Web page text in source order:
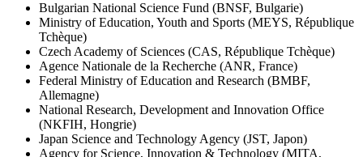
Bulgarian National Science Fund (BNSF, Bulgarie)
Ministry of Education, Youth and Sports (MEYS, République
Tchèque)
Czech Academy of Sciences (CAS, République Tchèque)
Agence Nationale de la Recherche (ANR, France)
Federal Ministry of Education and Research (BMBF,
Allemagne)
National Research, Development and Innovation Office
(NKFIH, Hongrie)
Japan Science and Technology Agency (JST, Japon)
Agency for Science, Innovation & Technology (MITA,